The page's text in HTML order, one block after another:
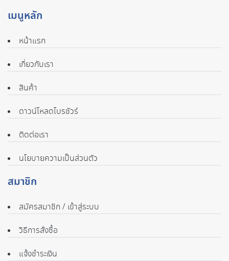
เมนูหลัก
หน้าแรก
เกี่ยวกับเรา
สินค้า
ดาวน์โหลดโบรชัวร์
ติดต่อเรา
นโยบายความเป็นส่วนตัว
สมาชิก
สมัครสมาชิก / เข้าสู่ระบบ
วิธีการสั่งซื้อ
แจ้งชำระเงิน